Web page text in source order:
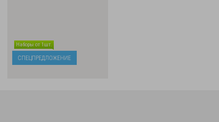
Наборы от 1шт.
СПЕЦПРЕДЛОЖЕНИЕ